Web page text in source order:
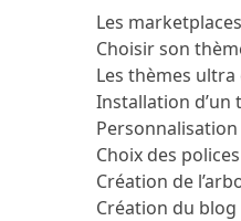
Les marketplaces
Choisir son
Les thèmes
Installation d’un
Choix des polices
Création de
Création du blog